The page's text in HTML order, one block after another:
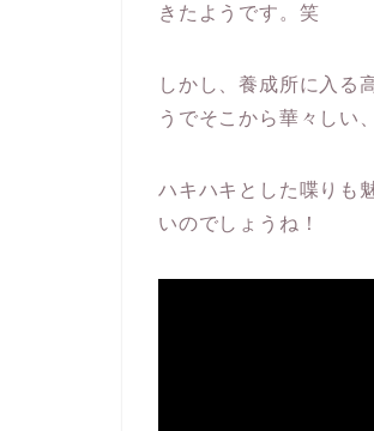
きたようです。笑
しかし、養成所に入る
うでそこから華々しい
ハキハキとした喋りも
いのでしょうね！